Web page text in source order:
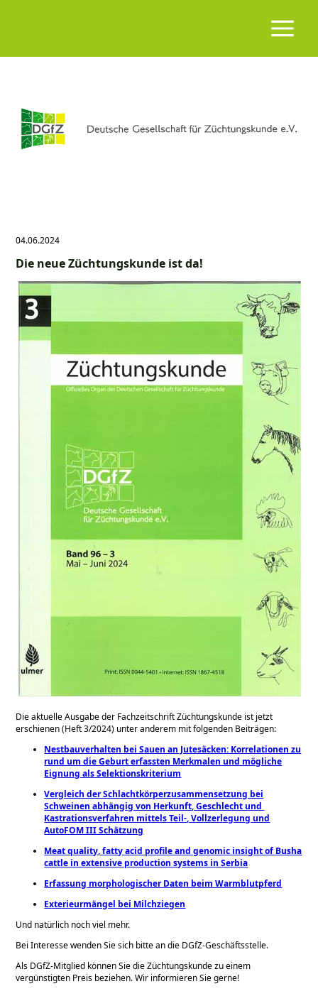
04.06.2024
Die neue Züchtungskunde ist da!
Die aktuelle Ausgabe der Fachzeitschrift Züchtungskunde ist jetzt
erschienen (Heft 3/2024) unter anderem mit folgenden Beiträgen:
Nestbauverhalten bei Sauen an Jutesäcken: ​Korrelationen zu
rund um die Geburt erfassten Merk​malen und mögliche
Eignung als Selektionskriterium
Vergleich der Schlachtkörperzusammensetzung bei
Schweinen abhängig von Herkunft, Geschlecht und ​
Kastrationsverfahren mittels Teil-, Vollzerlegung und
AutoFOM III Schätzung
Meat quality, fatty acid profile and genomic insight of Busha
cattle in extensive production systems in Serbia
Erfassung morphologischer Daten beim Warmblutpferd
Exterieurmängel bei Milchziegen
Und natürlich noch viel mehr.
Bei Interesse wenden Sie sich bitte an die DGfZ-Geschäftsstelle.
Als DGfZ-Mitglied können Sie die Züchtungskunde zu einem
vergünstigten Preis beziehen. Wir informieren Sie gerne!